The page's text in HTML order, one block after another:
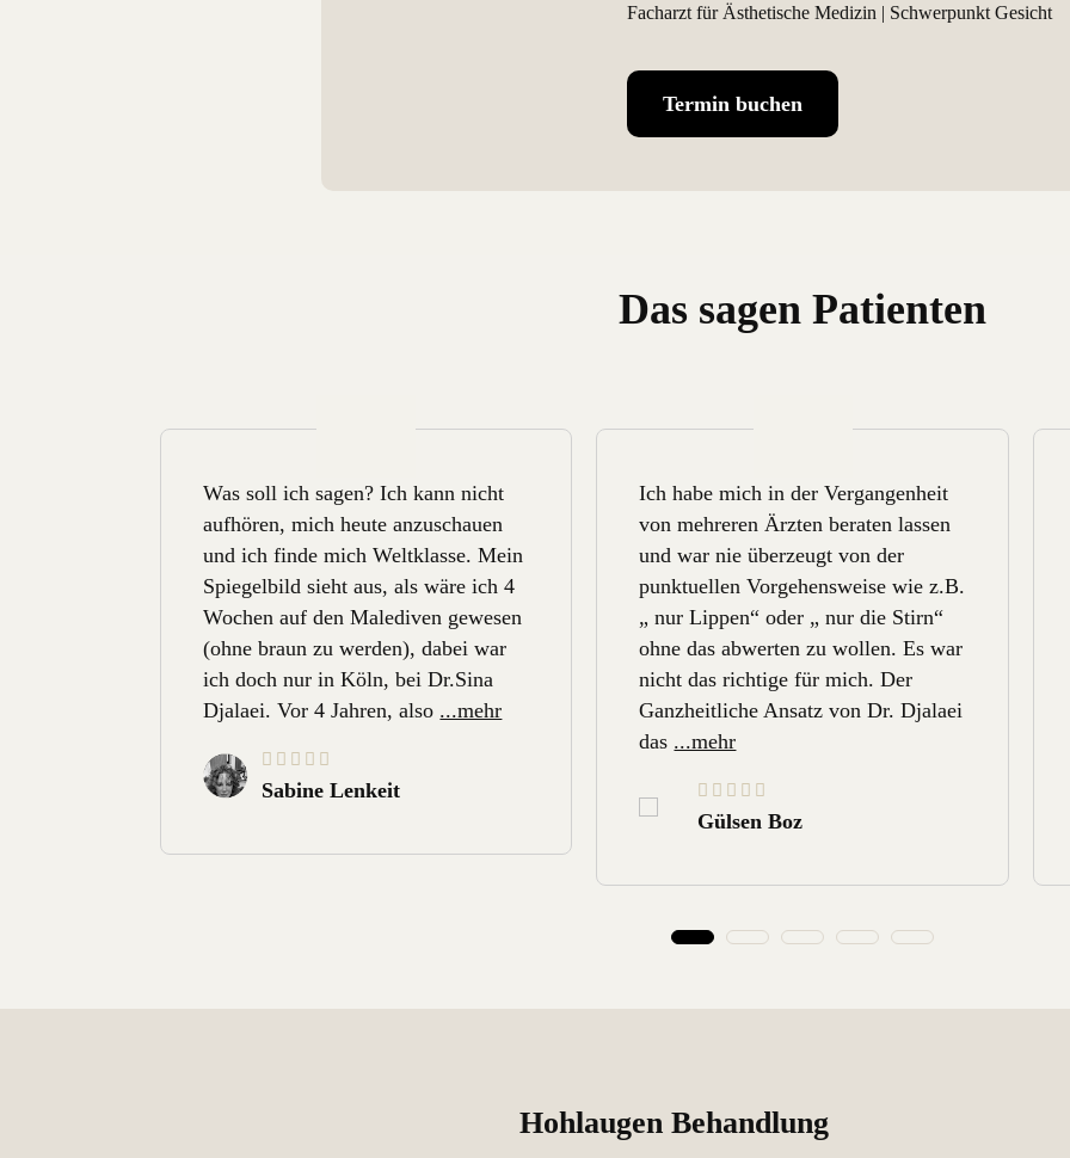
Facharzt für Ästhetische Medizin | Schwerpunkt Gesicht
Termin buchen
Das sagen Patienten
Was soll ich sagen? Ich kann nicht
aufhören, mich heute anzuschauen
und ich finde mich Weltklasse. Mein
Spiegelbild sieht aus, als wäre ich 4
Wochen auf den Malediven gewesen
(ohne braun zu werden), dabei war
ich doch nur in Köln, bei Dr.Sina
Djalaei. Vor 4 Jahren, also ...mehr
Sabine Lenkeit
Ich habe mich in der Vergangenheit
von mehreren Ärzten beraten lassen
und war nie überzeugt von der
punktuellen Vorgehensweise wie z.B.
„ nur Lippen“ oder „ nur die Stirn“
ohne das abwerten zu wollen. Es war
nicht das richtige für mich. Der
Ganzheitliche Ansatz von Dr. Djalaei
das ...mehr
Gülsen Boz
Hohlaugen Behandlung